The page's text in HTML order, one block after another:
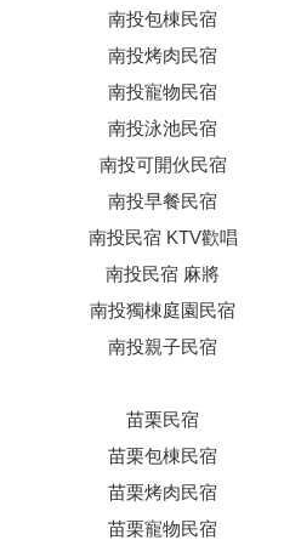
南投包棟民宿
南投烤肉民宿
南投寵物民宿
南投泳池民宿
南投可開伙民宿
南投早餐民宿
南投民宿 KTV歡唱
南投民宿 麻將
南投獨棟庭園民宿
南投親子民宿
苗栗民宿
苗栗包棟民宿
苗栗烤肉民宿
苗栗寵物民宿